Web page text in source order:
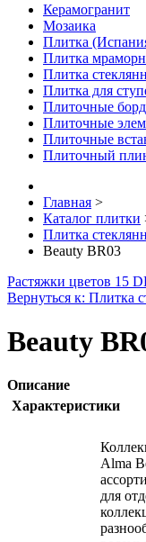
Керамогранит
Мозаика
Плитка
Плитка
Плитка
Плитка для
Плиточные
Плиточные
Плиточные
Плиточный
Главная >
Каталог плитки
Плитка
Beauty BR03
Растяжки цветов 15
Вернуться к: Плитка
Beauty
Описание
Характеристики
Alma
для